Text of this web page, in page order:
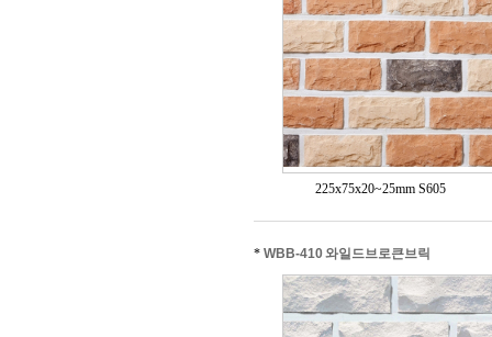
225x75x20~25mm S605
* WBB-410 와일드브로큰브릭